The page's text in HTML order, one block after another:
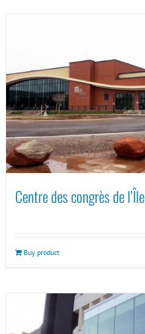
Centre des congrès de
Buy product